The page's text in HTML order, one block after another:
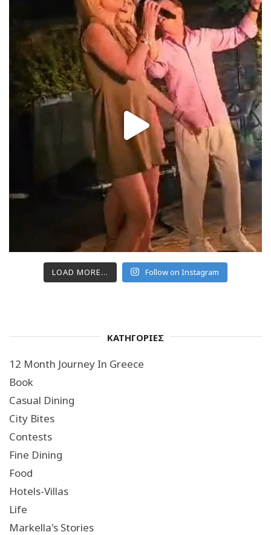
LOAD MORE... Follow on Instagram
ΚΑΤΗΓΟΡΙΕΣ
12 Month Journey In Greece
Book
Casual Dining
City Bites
Contests
Fine Dining
Food
Hotels-Villas
Life
Markella's Stories